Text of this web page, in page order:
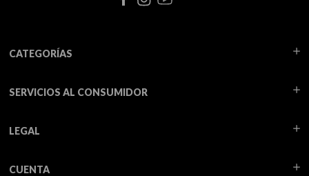
CATEGORÍAS
SERVICIOS AL CONSUMIDOR
LEGAL
CUENTA